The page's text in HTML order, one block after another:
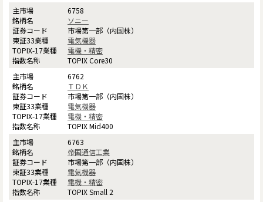
6758
ソニー
市場第一部（内国株）
電気機器
電機・精密
TOPIX Core30
6762
ＴＤＫ
市場第一部（内国株）
電気機器
電機・精密
TOPIX Mid400
6763
帝国通信工業
市場第一部（内国株）
電気機器
電機・精密
TOPIX Small 2